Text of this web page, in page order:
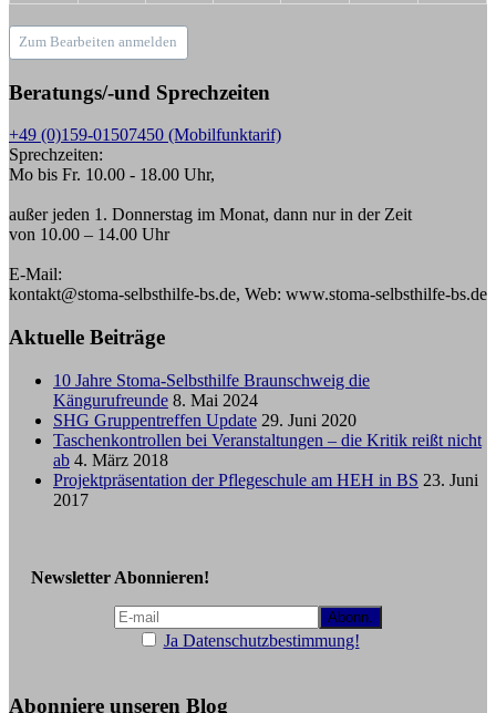
Zum Bearbeiten anmelden
Beratungs/-und Sprechzeiten
+49 (0)159-01507450 (Mobilfunktarif)
Sprechzeiten:
Mo bis Fr. 10.00 - 18.00 Uhr,
außer jeden 1. Donnerstag im Monat, dann nur in der Zeit
von 10.00 – 14.00 Uhr
E-Mail:
kontakt@stoma-selbsthilfe-bs.de, Web: www.stoma-selbsthilfe-bs.de
Aktuelle Beiträge
10 Jahre Stoma-Selbsthilfe Braunschweig die
Kängurufreunde 8. Mai 2024
SHG Gruppentreffen Update 29. Juni 2020
Taschenkontrollen bei Veranstaltungen – die Kritik reißt nicht
ab 4. März 2018
Projektpräsentation der Pflegeschule am HEH in BS 23. Juni
2017
Newsletter Abonnieren!
Ja Datenschutzbestimmung!
Abonniere unseren Blog